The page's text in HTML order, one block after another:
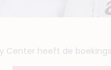
Center heeft de